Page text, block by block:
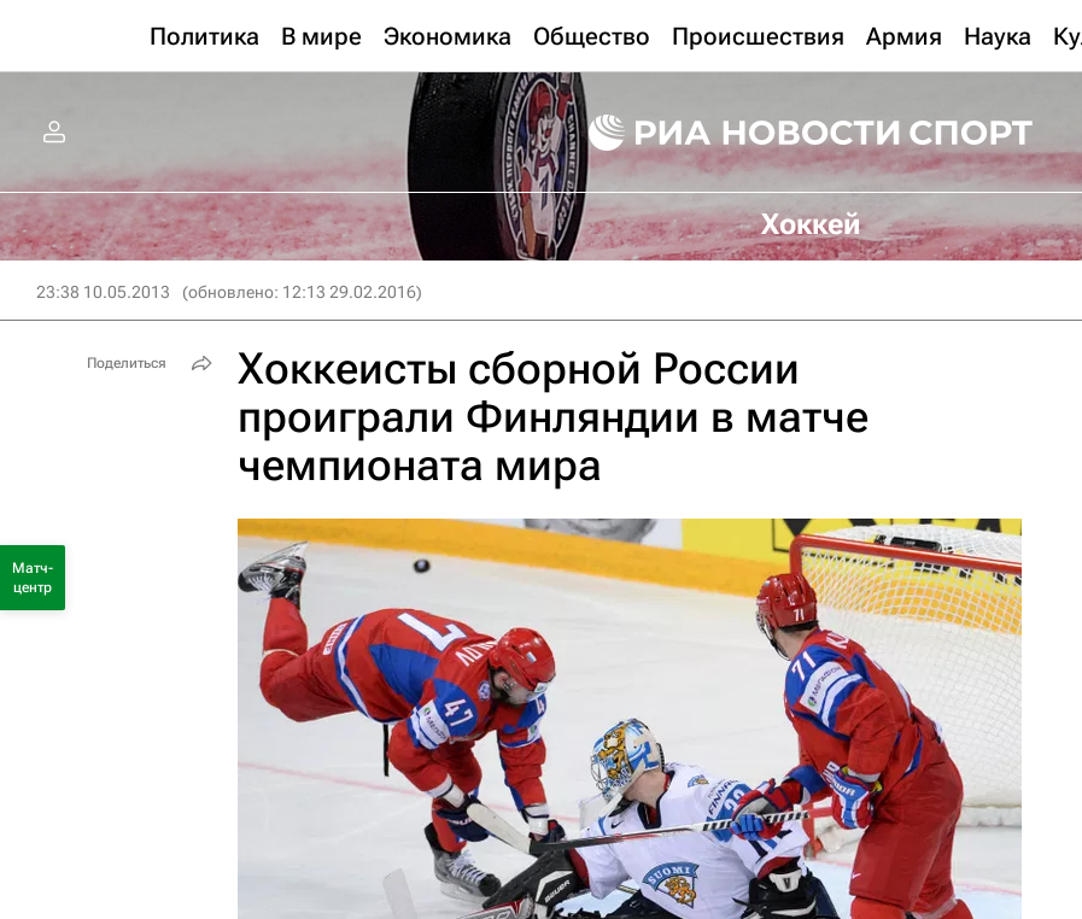
Политика В мире Экономика Общество Происшествия Армия Наука
Хоккей
23:38 10.05.2013 (обновлено: 12:13 29.02.2016)
Хоккеисты сборной России
проиграли Финляндии в матче
чемпионата мира
Поделиться
Матч-
центр